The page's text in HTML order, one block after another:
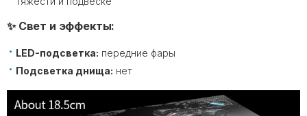
✨ Свет и эффекты:
LED-подсветка: передние фары
Подсветка днища: нет